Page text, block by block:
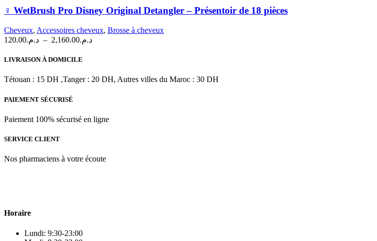
du
a
variations.
Les
options
être
sur
page
produit
‍♀️ WetBrush Pro Disney Original Detangler – Présentoir de 18 pièces
Cheveux, Accessoires cheveux, Brosse à cheveux
د.م.120.00 – د.م.2,160.00
Plage
à
LIVRAISON À DOMICILE
Tétouan : 15 DH ,Tanger : 20 DH, Autres villes du Maroc : 30 DH
PAIEMENT SÉCURISÉ
Paiement 100% sécurisé en ligne
SERVICE CLIENT
Nos pharmaciens à votre écoute
Horaire
Lundi: 9:30-23:00